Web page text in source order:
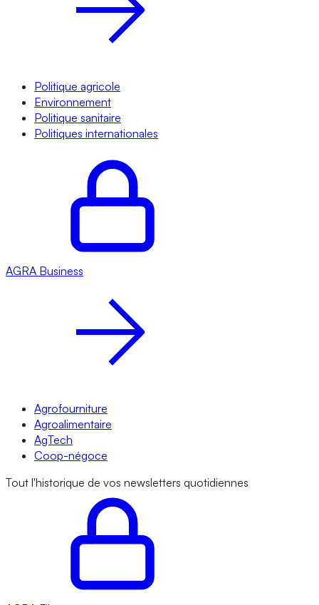
Politique agricole
Environnement
Politique sanitaire
Politiques internationales
AGRA Business
Agrofourniture
Agroalimentaire
AgTech
Coop-négoce
Tout l'historique de vos newsletters quotidiennes